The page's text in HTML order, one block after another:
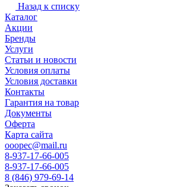
Назад к списку
Каталог
Акции
Бренды
Услуги
Статьи и новости
Условия оплаты
Условия доставки
Контакты
Гарантия на товар
Документы
Оферта
Карта сайта
ooopec@mail.ru
8-937-17-66-005
8-937-17-66-005
8 (846) 979-69-14